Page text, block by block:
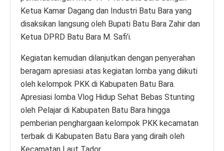
Ketua Kamar Dagang dan Industri Batu Bara yang
disaksikan langsung oleh Bupati Batu Bara Zahir dan
Ketua DPRD Batu Bara M. Safi’i.
Kegiatan kemudian dilanjutkan dengan penyerahan
beragam apresiasi atas kegiatan lomba yang diikuti
oleh kelompok PKK di Kabupaten Batu Bara.
Apresiasi lomba Vlog Hidup Sehat Bebas Stunting
oleh Pelajar di Kabupaten Batu Bara hingga
pemberian penghargaan kelompok PKK kecamatan
terbaik di Kabupaten Batu Bara yang diraih oleh
Kecamatan Laut Tador.